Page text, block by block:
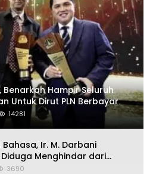
Benarkah Hampir Seluruh
Untuk Dirut PLN Berbayar
14281
Bahasa, Ir. M. Darbani
Menghindar dari
Politik
3690